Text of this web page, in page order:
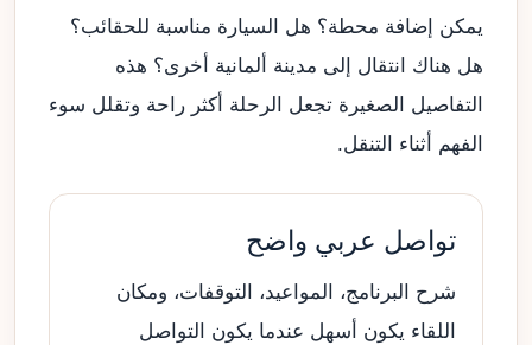
يمكن إضافة محطة؟ هل السيارة مناسبة للحقائب؟
هل هناك انتقال إلى مدينة ألمانية أخرى؟ هذه
التفاصيل الصغيرة تجعل الرحلة أكثر راحة وتقلل سوء
الفهم أثناء التنقل.
تواصل عربي واضح
شرح البرنامج، المواعيد، التوقفات، ومكان
اللقاء يكون أسهل عندما يكون التواصل